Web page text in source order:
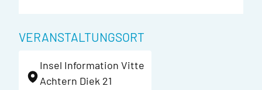
VERANSTALTUNGSORT
Insel Information Vitte
Achtern Diek 21